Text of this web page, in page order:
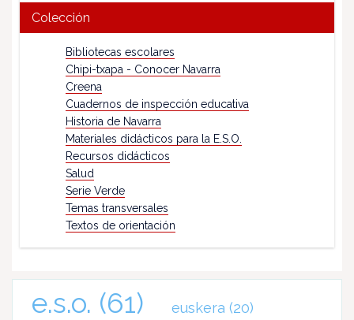
Colección
Bibliotecas escolares
Chipi-txapa - Conocer Navarra
Creena
Cuadernos de inspección educativa
Historia de Navarra
Materiales didácticos para la E.S.O.
Recursos didácticos
Salud
Serie Verde
Temas transversales
Textos de orientación
e.s.o. (61) euskera (20)